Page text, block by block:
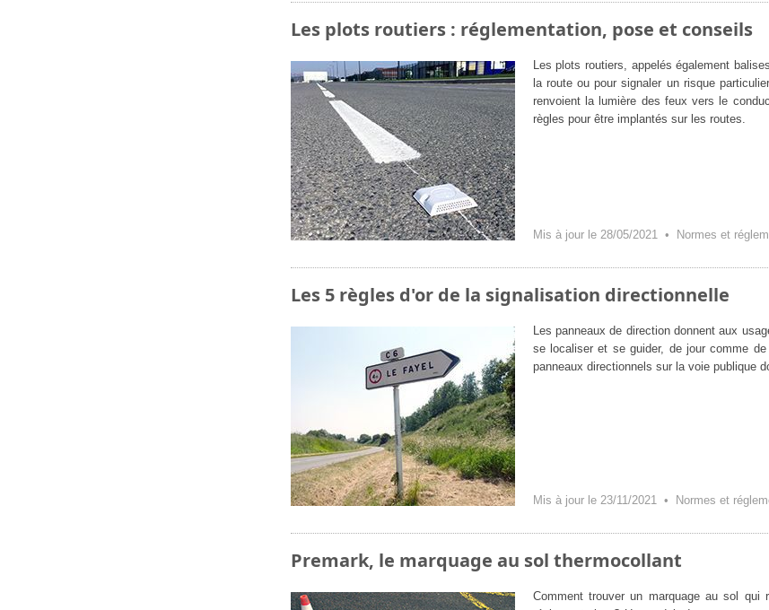
Les plots routiers : réglementation, pose et conseils
Les plots routiers, appelés également
la route ou pour signaler un risque
renvoient la lumière des feux vers le
règles pour être implantés sur les routes.
Mis à jour le 28/05/2021 • Normes et
Les 5 règles d'or de la signalisation directionnelle
Les panneaux de direction donnent aux
se localiser et se guider, de jour comme
panneaux directionnels sur la voie publique
Mis à jour le 23/11/2021 • Normes et
Premark, le marquage au sol thermocollant
Comment trouver un marquage au sol